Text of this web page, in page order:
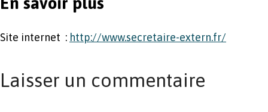
Site internet : http://www.secretaire-extern.fr/
Laisser un commentaire